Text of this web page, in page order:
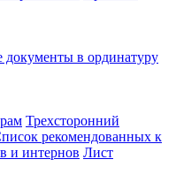
в ординатуру
Трехсторонний
рекомендованных к
и интернов Лист